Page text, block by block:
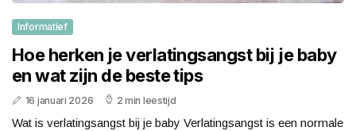
Informatief
Hoe herken je verlatingsangst bij je baby
en wat zijn de beste tips
16 januari 2026 2 min leestijd
Wat is verlatingsangst bij je baby Verlatingsangst is een normale